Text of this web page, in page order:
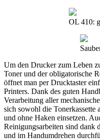
OL 410:
Um den Drucker zum Leben
Toner und der obligatorische
öffnet man per Drucktaster
Printers. Dank des guten
Verarbeitung aller
sich sowohl die Tonerkassette
und ohne Haken einsetzen.
Reinigungsarbeiten sind dank
und im Handumdrehen